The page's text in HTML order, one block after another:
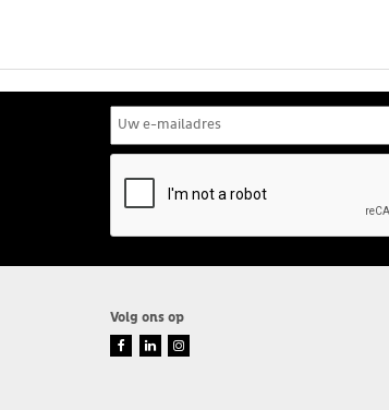
Volg ons op